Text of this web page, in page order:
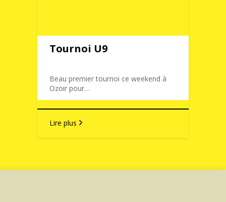
Tournoi U9
Beau premier tournoi ce weekend à
Ozoir pour…
Lire plus